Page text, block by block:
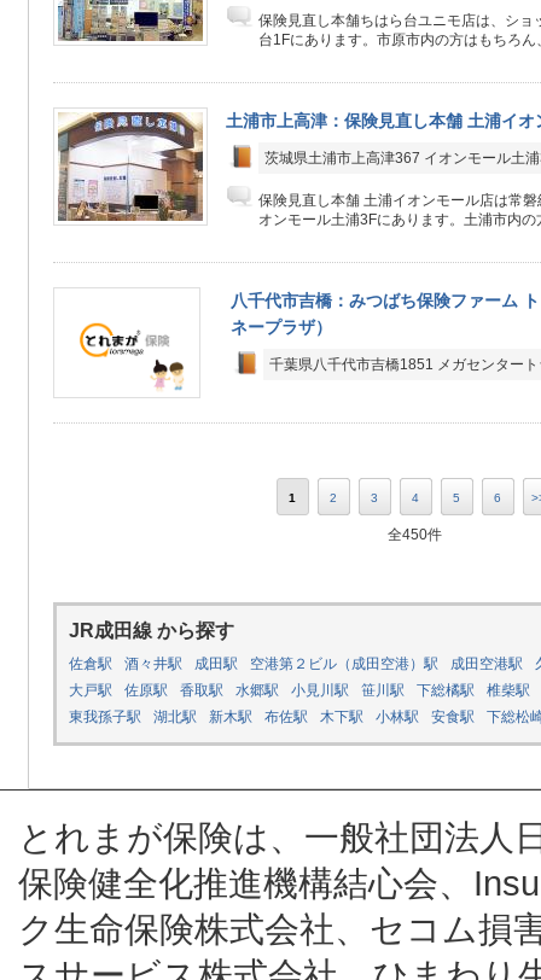
保険見直し本舗ちはら台ユニモ店は、ショ
台1Fにあります。市原市内の方はもちろ
土浦市上高津：保険見直し本舗 土浦イオ
茨城県土浦市上高津367 イオンモール土
保険見直し本舗 土浦イオンモール店は常
オンモール土浦3Fにあります。土浦市内
八千代市吉橋：みつばち保険ファーム
ネープラザ）
千葉県八千代市吉橋1851 メガセンター
1 2 3 4 5 6
全450件
JR成田線 から探す
佐倉駅 酒々井駅 成田駅 空港第２ビル（成田空港）駅 成田空港駅
大戸駅
佐原駅 香取駅 水郷駅 小見川駅 笹川駅 下総橘駅
椎柴駅
東我孫子駅
湖北駅 新木駅 布佐駅 木下駅 小林駅 安食駅 下総松
とれまが保険は、一般社団法人
保険健全化推進機構結心会、
ク生命保険株式会社、セコム損